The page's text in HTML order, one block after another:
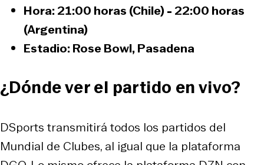
Hora: 21:00 horas (Chile) - 22:00 horas
(Argentina)
Estadio: Rose Bowl, Pasadena
¿Dónde ver el partido en vivo?
DSports transmitirá todos los partidos del
Mundial de Clubes, al igual que la plataforma